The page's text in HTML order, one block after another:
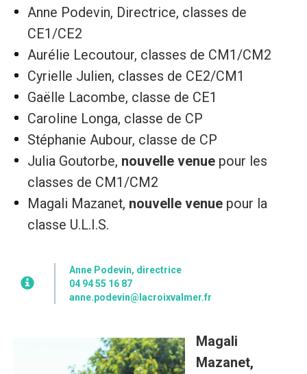
Anne Podevin, Directrice, classes de
CE1/CE2
Aurélie Lecoutour, classes de CM1/CM2
Cyrielle Julien, classes de CE2/CM1
Gaëlle Lacombe, classe de CE1
Caroline Longa, classe de CP
Stéphanie Aubour, classe de CP
Julia Goutorbe, nouvelle venuepour les
classes de CM1/CM2
Magali Mazanet, nouvelle venuepour la
classe U.L.I.S.
Anne Podevin, directrice
04 94 55 16 87
anne.podevin@lacroixvalmer.fr
Magali
Mazanet,